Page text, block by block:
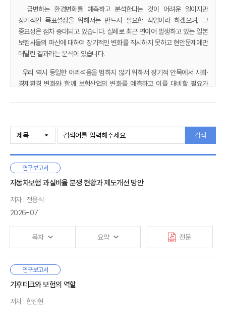
급변하는 환경변화를 예측하고 분석한다는 것이 어려운 일이지만
장기적인 목표설정을 위해서는 반드시 필요한 작업이라 하겠으며, 그
중요성은 점차 증대되고 있습니다. 실례로 최근 연이어 발생하고 있는 일본
보험사들의 파산에 대하여 장기적인 변화를 직시하지 못하고 현안문제에만
매달린 결과라는 분석이 있습니다.
우리 역시 동일한 어리석음을 범하지 않기 위해서 장기적 안목에서 사회·
경제환경 변화와 함께 보험산업의 변화를 예측하고 이를 대비할 필요가
현재 많은 연구기관에서 금융 및 일반경제 환경에 대한 장기전망 및
분석자료를 제시하여 새로운 환경변화에 대한 대응책을 마련할 수 있도록
하고 있지만, 국내 보험산업에 대한 장기전망 자료는 전무한 실정인 것으로
알고 있습니다.
이에 우리 원에서는 향후 10년간 보험산업의 주요변화를 조망해보고,
10년 뒤 보험산업 규모를 예측함으로써 보험사들의 장기전략 수립의
기초자료를 제시하고, 국내 보험산업이 나아갈 방향을 살펴보고자
특히 보험산업 주요지표에 대한 예측 모형을 개발함에 있어 과거
시차변수를 이용하여 미래를 예측하는데 따른 한계를 극복하고 주요
경제환경의 변화를 모형에 최대한 반영할 수 있도록 노력하였습니다.
이 연구보고서는 보험연구소 동향분석팀에 의해 작성되었고, 보험산업
있습니다. 남준우 교수의 노고에 각별한 감사를 드림과 아울러 보고서
Ⅰ. 서론
1. 문제의 제기
2. 연구목적과 과제
1. 보험산업 지표분석
2. 보험사 경영전략 변화추이
Ⅲ. 주요국의 보험산업 성장추이
1. 미국
검색
연구보고서
자동차보험 과실비율 분쟁 현황과 제도개선 방안
저자 : 전용식
2026-07
목차 요약 전문
자동차사고 과실비율은 사고와 관련된 운전자, 보행자, 자전거
등의 사고책임을 나타낸다. 상대방에게 배상해야 하는 손해액은
치료비 등의 손해액은 실제 발생한 비용을 기준으로 결정되기
Ⅰ. 서론
1. 연구의 필요성 및 목적
2. 연구의 범위와 방법
연구보고서
기후테크와 보험의 역할
저자 : 한진현